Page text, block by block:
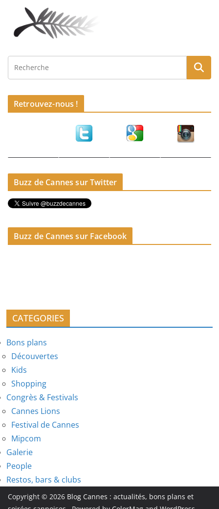
Retrouvez-nous !
Buzz de Cannes sur Twitter
Buzz de Cannes sur Facebook
CATEGORIES
Bons plans
Découvertes
Kids
Shopping
Congrès & Festivals
Cannes Lions
Festival de Cannes
Mipcom
Galerie
People
Restos, bars & clubs
Copyright © 2026 Blog Cannes : actualités, bons plans et